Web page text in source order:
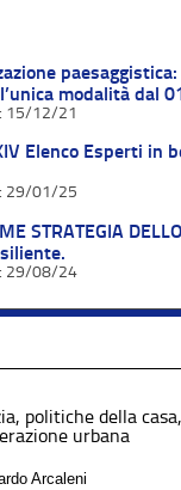
modalità dal
15/12/21
Elenco Esperti in
29/01/25
STRATEGIA
29/08/24
politiche della casa,
urbana
Arcaleni